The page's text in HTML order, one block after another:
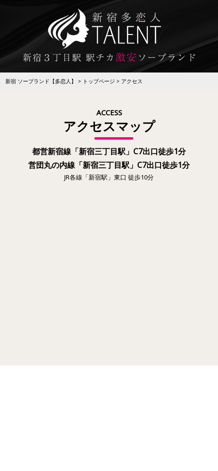
新宿 ソープランド【多恋人】 トップページ アクセス
ACCESS
アクセスマップ
都営新宿線「新宿三丁目駅」C7出口徒歩1分
営団丸の内線「新宿三丁目駅」C7出口徒歩1分
JR各線「新宿駅」東口 徒歩10分